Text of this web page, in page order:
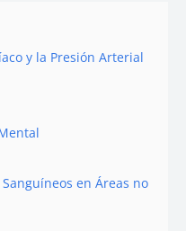
y la Presión Arterial
en Áreas no